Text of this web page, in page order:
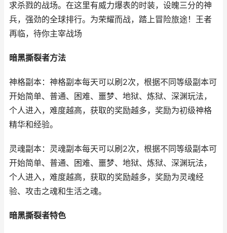
求杀戮的战场。在这里有威力爆表的时装，设魄三分的神
兵，强劲的全球排行。为荣耀而战，踏上冒险旅途！王者
再临，待你主宰战场
暗黑撕裂者方法
神格副本：神格副本每天可以刷2次，根据不同等级副本可
开始简单、普通、困难、噩梦、地狱、炼狱、深渊玩法，
个人进入，难度越高，获取的奖励越多，奖励为初级神格
精华和经验。
灵魂副本：灵魂副本每天可以刷2次，根据不同等级副本可
开始简单、普通、困难、噩梦、地狱、炼狱、深渊玩法，
个人进入，难度越高，获取的奖励越多，奖励为灵魂经
验、攻击之魂和生活之魂。
暗黑撕裂者特色